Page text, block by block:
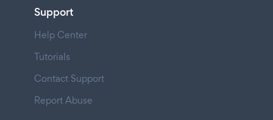
Support
Help Center
Tutorials
Contact Support
Report Abuse